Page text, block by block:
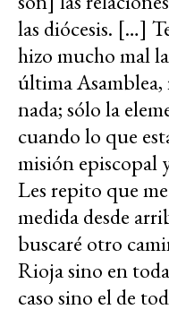
las diócesis. […]
hizo mucho mal
última
nada; sólo la
cuando lo que
misión episcopal
Les repito que
medida desde
buscaré otro
Rioja sino en
caso sino el de